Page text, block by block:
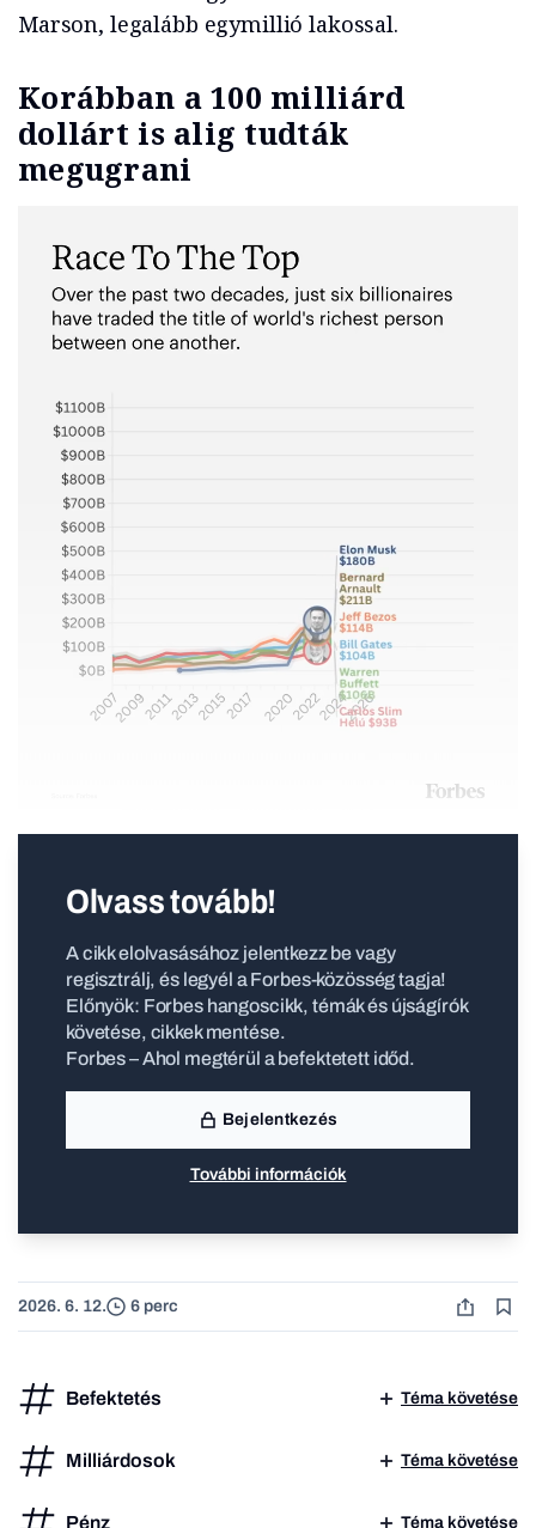
Marson, legalább egymillió lakossal.
Korábban a 100 milliárd
dollárt is alig tudták
megugrani
Olvass tovább!
A cikk elolvasásához jelentkezz be vagy
regisztrálj, és legyél a Forbes-közösség tagja!
Előnyök: Forbes hangoscikk, témák és újságírók
követése, cikkek mentése.
Forbes – Ahol megtérül a befektetett időd.
Bejelentkezés
További információk
2026. 6. 12. 6 perc
Befektetés Téma követése
Milliárdosok Téma követése
Pénz Téma követése